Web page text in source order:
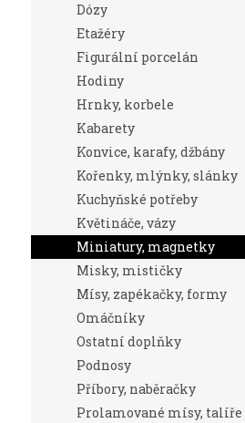
Dózy
Etažéry
Figurální porcelán
Hodiny
Hrnky, korbele
Kabarety
Konvice, karafy, džbány
Kořenky, mlýnky, slánky
Kuchyňské potřeby
Květináče, vázy
Miniatury, magnetky
Misky, mističky
Mísy, zapékačky, formy
Omáčníky
Ostatní doplňky
Podnosy
Příbory, naběračky
Prolamované mísy, talíře